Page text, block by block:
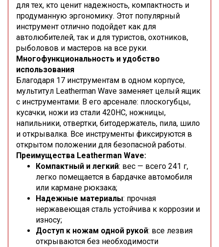
для тех, кто ценит надежность, компактность и
продуманную эргономику. Этот популярный
инструмент отлично подойдет как для
автолюбителей, так и для туристов, охотников,
рыболовов и мастеров на все руки.
Многофункциональность и удобство
использования
Благодаря 17 инструментам в одном корпусе,
мультитул Leatherman Wave заменяет целый ящик
с инструментами. В его арсенале: плоскогубцы,
кусачки, ножи из стали 420HC, ножницы,
напильники, отвертки, битодержатель, пила, шило
и открывалка. Все инструменты фиксируются в
открытом положении для безопасной работы.
Преимущества Leatherman Wave:
Компактный и легкий: вес — всего 241 г,
легко помещается в бардачке автомобиля
или кармане рюкзака;
Надежные материалы: прочная
нержавеющая сталь устойчива к коррозии и
износу;
Доступ к ножам одной рукой: все лезвия
открываются без необходимости